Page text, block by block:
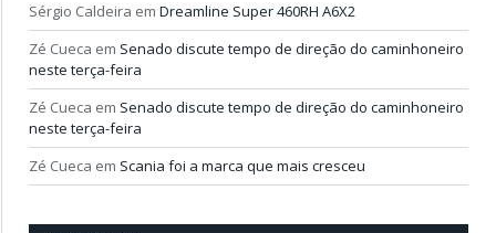
Sérgio Caldeira em Dreamline Super 460RH A6X2
Zé Cueca em Senado discute tempo de direção do caminhoneiro
neste terça-feira
Zé Cueca em Senado discute tempo de direção do caminhoneiro
neste terça-feira
Zé Cueca em Scania foi a marca que mais cresceu